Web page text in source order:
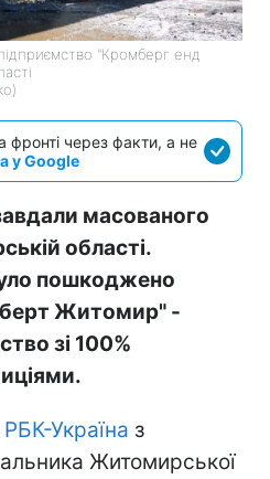
"Кромберг енд
фронті через факти, а не
у Google
масованого
області.
пошкоджено
Житомир" -
зі 100%
РБК-Україна з
Житомирської